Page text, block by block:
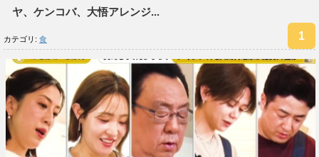
ヤ、ケンコバ、大悟アレンジ...
カテゴリ: 食